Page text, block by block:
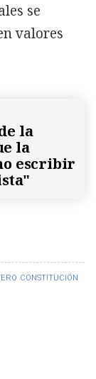
CONSTITUCIÓN
se
valores
la
la
escribir